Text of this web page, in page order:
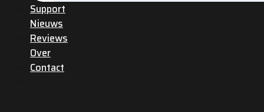
Support
Nieuws
Reviews
Over
Contact